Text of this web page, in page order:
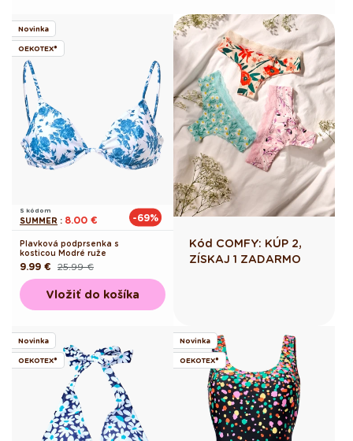
Novinka
OEKOTEX®
S kódom
SUMMER : 8.00 € -69%
Plavková podprsenka s
kosticou Modré ruže
Pôvodná
cena
25.99 €
Akciová
cena
9.99 €
Vložiť do košíka
Kód COMFY: KÚP 2,
ZÍSKAJ 1 ZADARMO
Novinka
OEKOTEX®
Novinka
OEKOTEX®